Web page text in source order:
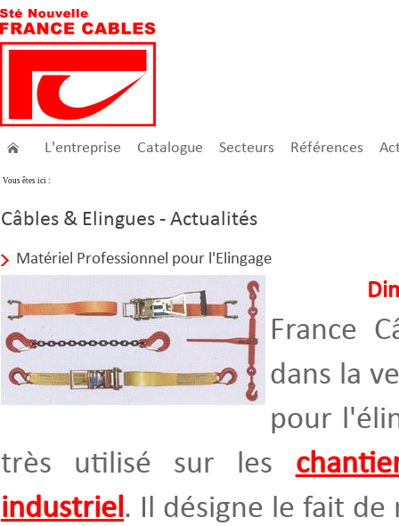
L'entreprise Catalogue Secteurs Références
Vous êtes ici :
Câbles & Elingues - Actualités
Matériel Professionnel pour l'Elingage
France
dans la
pour
très utilisé sur les
industriel. Il désigne le fait